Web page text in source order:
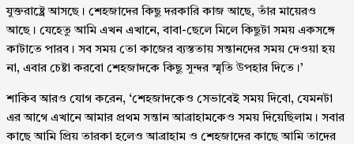
যুক্তরাষ্ট্রে আসছে। শেহজাদের কিছু দরকারি কাজ আছে, তাঁর মায়েরও
আছে। যেহেতু আমি এখন এখানে, বাবা-ছেলে মিলে কিছুটা সময় একসঙ্গে
কাটাতে পারব। সব সময় তো কাজের ব্যস্ততায় সন্তানদের সময় দেওয়া হয়
না, এবার চেষ্টা করবো শেহজাদকে কিছু সুন্দর স্মৃতি উপহার দিতে।’
শাকিব আরও যোগ করেন, ‘শেহজাদকেও সেভাবেই সময় দিবো, যেমনটা
এর আগে এখানে আমার প্রথম সন্তান আব্রাহামকেও সময় দিয়েছিলাম। সবার
কাছে আমি প্রিয় তারকা হলেও আব্রাহাম ও শেহজাদের কাছে আমি তাদের